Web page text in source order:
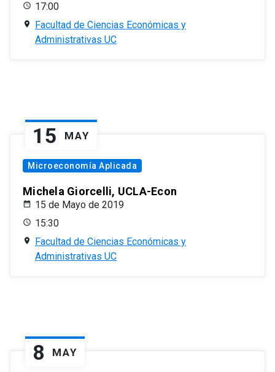
17:00
Facultad de Ciencias Económicas y
Administrativas UC
15 MAY
Microeconomía Aplicada
Michela Giorcelli, UCLA-Econ
15 de Mayo de 2019
15:30
Facultad de Ciencias Económicas y
Administrativas UC
8 MAY